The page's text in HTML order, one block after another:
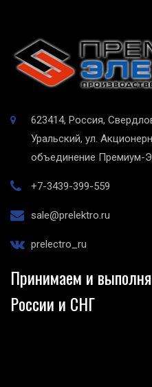
623414, Россия,
Уральский, ул.
объединение Премиум-
+7-3439-399-559
sale@prelektro.ru
prelectro_ru
Принимаем и
России и СНГ